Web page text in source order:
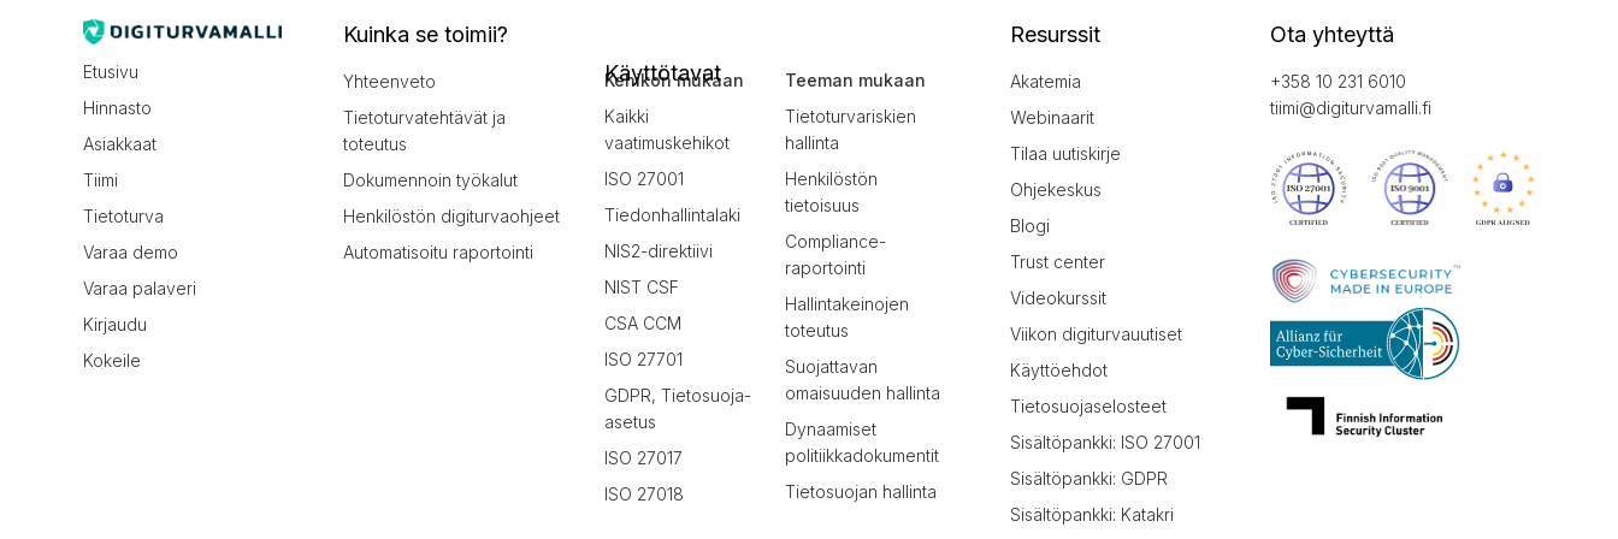
Etusivu
Hinnasto
Asiakkaat
Tiimi
Tietoturva
Varaa demo
Varaa palaveri
Kirjaudu
Kokeile
Kuinka se toimii?
Yhteenveto
Tietoturvatehtävät ja
toteutus
Dokumennoin työkalut
Henkilöstön digiturvaohjeet
Automatisoitu raportointi
Käyttötavat
Kehikon mukaan
Kaikki
vaatimuskehikot
ISO 27001
Tiedonhallintalaki
NIS2-direktiivi
NIST CSF
CSA CCM
ISO 27701
GDPR, Tietosuoja-
asetus
ISO 27017
ISO 27018
Teeman mukaan
Tietoturvariskien
hallinta
Henkilöstön
tietoisuus
Compliance-
raportointi
Hallintakeinojen
toteutus
Suojattavan
omaisuuden hallinta
Dynaamiset
politiikkadokumentit
Tietosuojan hallinta
Resurssit
Akatemia
Webinaarit
Tilaa uutiskirje
Ohjekeskus
Blogi
Trust center
Videokurssit
Viikon digiturvauutiset
Käyttöehdot
Tietosuojaselosteet
Sisältöpankki: ISO 27001
Sisältöpankki: GDPR
Sisältöpankki: Katakri
Ota yhteyttä
+358 10 231 6010
tiimi@digiturvamalli.fi